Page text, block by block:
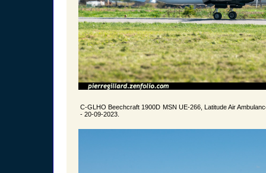
C-GLHO Beechcraft 1900D MSN UE-266, Latitude Air
- 20-09-2023.